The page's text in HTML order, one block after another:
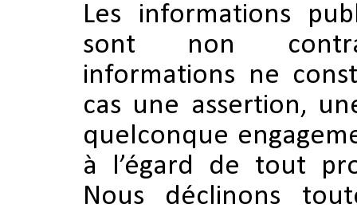
Les informations
sont non
informations ne
cas une assertion,
quelconque
à l’égard de tout
Nous déclinons